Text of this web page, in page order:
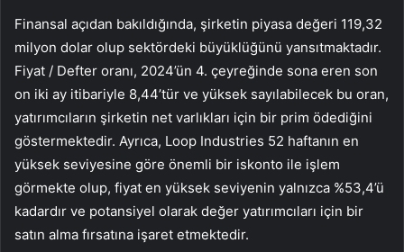
Finansal açıdan bakıldığında, şirketin piyasa değeri 119,32
milyon dolar olup sektördeki büyüklüğünü yansıtmaktadır.
Fiyat / Defter oranı, 2024’ün 4. çeyreğinde sona eren son
on iki ay itibariyle 8,44’tür ve yüksek sayılabilecek bu oran,
yatırımcıların şirketin net varlıkları için bir prim ödediğini
göstermektedir. Ayrıca, Loop Industries 52 haftanın en
yüksek seviyesine göre önemli bir iskonto ile işlem
görmekte olup, fiyat en yüksek seviyenin yalnızca %53,4’ü
kadardır ve potansiyel olarak değer yatırımcıları için bir
satın alma fırsatına işaret etmektedir.